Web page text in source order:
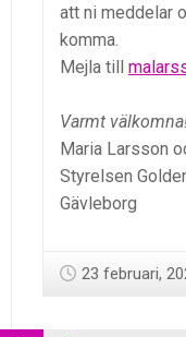
att ni meddelar
komma.
Mejla till
Varmt
Maria Larsson
Styrelsen
Gävleborg
23 februari,